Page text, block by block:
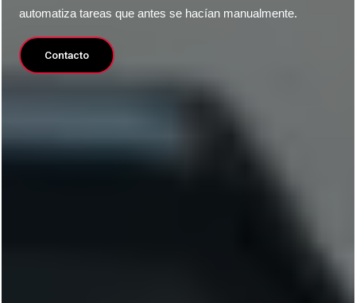
automatiza tareas que antes se hacían manualmente.
Contacto